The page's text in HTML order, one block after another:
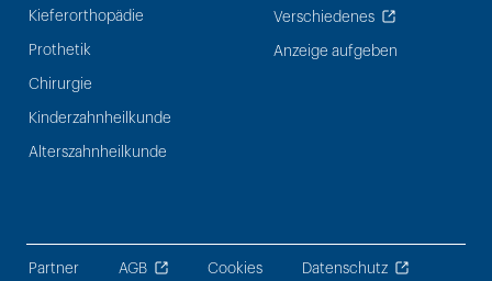
Kieferorthopädie
Prothetik
Chirurgie
Kinderzahnheilkunde
Alterszahnheilkunde
Verschiedenes
Anzeige aufgeben
Partner AGB Cookies Datenschutz